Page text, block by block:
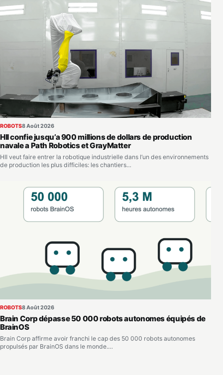
ROBOTS8 Août 2026
HII confie jusqu’a 900 millions de dollars de production
navale a Path Robotics et GrayMatter
HII veut faire entrer la robotique industrielle dans l’un des environnements
de production les plus difficiles: les chantiers…
ROBOTS8 Août 2026
Brain Corp dépasse 50 000 robots autonomes équipés de
BrainOS
Brain Corp affirme avoir franchi le cap des 50 000 robots autonomes
propulsés par BrainOS dans le monde.…